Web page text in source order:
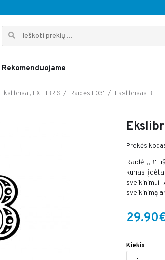
Rekomenduojame
Ekslibrisai, EX LIBRIS Raidės E031 Ekslibrisas B
Prekės
Raidė ,,B"
kurias
sveikinimą
Kiekis